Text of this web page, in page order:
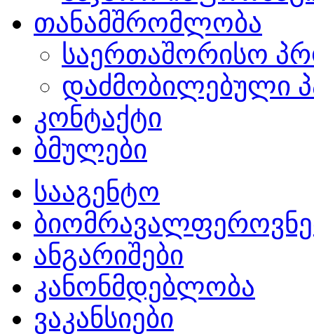
თანამშრომლობა
საერთაშორისო
დაძმობილებული
კონტაქტი
ბმულები
სააგენტო
ანგარიშები
კანონმდებლობა
ვაკანსიები